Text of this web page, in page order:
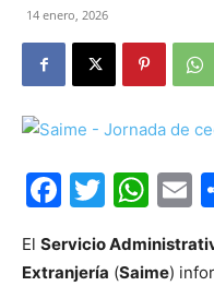
14 enero, 2026
El Servicio
Extranjería (Saime)